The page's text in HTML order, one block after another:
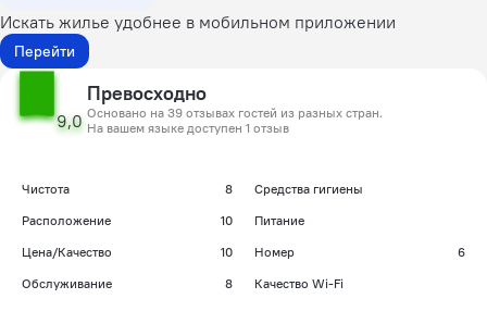
Искать жилье удобнее в мобильном приложении
Перейти
9,0
Превосходно
Основано на 39 отзывах гостей из разных стран.
На вашем языке доступен 1 отзыв
Чистота 8
Средства гигиены
Расположение
10
Питание
Цена/Качество
10 Номер
6
Обслуживание
8 Качество Wi-Fi